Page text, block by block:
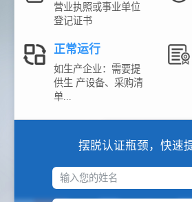
营业执照或事业单位
登记证书
正常运行
如生产企业：需要提
供生 产设备、采购清
单...
摆脱认证瓶颈，快速
输入您的姓名